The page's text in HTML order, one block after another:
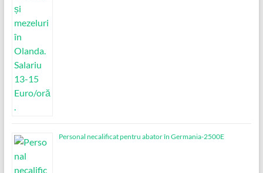
Personal necalificat pentru abator în Germania-2500E